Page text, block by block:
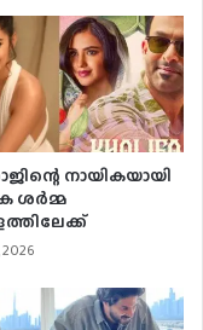
നായികയായി
ശര്‍മ്മ
2026